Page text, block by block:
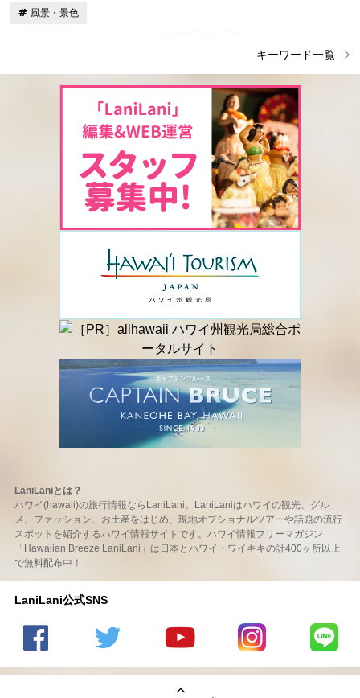
風景・景色
キーワード一覧
LaniLaniとは？
ハワイ(hawaii)の旅行情報ならLaniLani。LaniLaniはハワイの観光、グル
メ、ファッション、お土産をはじめ、現地オプショナルツアーや話題の流行
スポットを紹介するハワイ情報サイトです。ハワイ情報フリーマガジン
「Hawaiian Breeze LaniLani」は日本とハワイ・ワイキキの計400ヶ所以上
で無料配布中！
LaniLani公式SNS
の
のtwitter
の
Youtube
LaniLani
LaniLani